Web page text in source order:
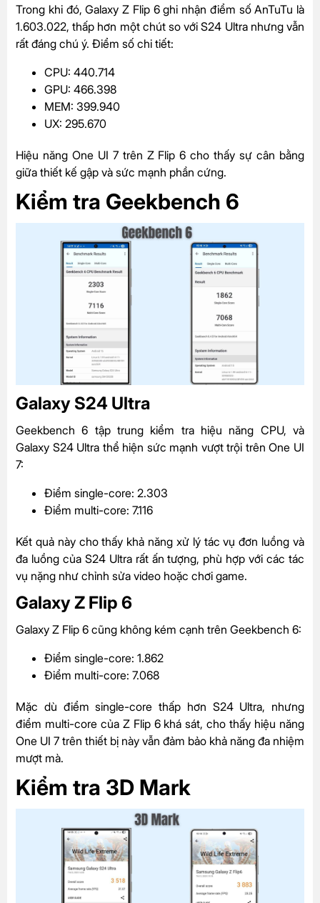
Trong khi đó, Galaxy Z Flip 6 ghi nhận điểm số AnTuTu là
1.603.022, thấp hơn một chút so với S24 Ultra nhưng vẫn
rất đáng chú ý. Điểm số chi tiết:
CPU: 440.714
GPU: 466.398
MEM: 399.940
UX: 295.670
Hiệu năng One UI 7 trên Z Flip 6 cho thấy sự cân bằng
giữa thiết kế gập và sức mạnh phần cứng.
Kiểm tra Geekbench 6
Galaxy S24 Ultra
Geekbench 6 tập trung kiểm tra hiệu năng CPU, và
Galaxy S24 Ultra thể hiện sức mạnh vượt trội trên One UI
7:
Điểm single-core: 2.303
Điểm multi-core: 7.116
Kết quả này cho thấy khả năng xử lý tác vụ đơn luồng và
đa luồng của S24 Ultra rất ấn tượng, phù hợp với các tác
vụ nặng như chỉnh sửa video hoặc chơi game.
Galaxy Z Flip 6
Galaxy Z Flip 6 cũng không kém cạnh trên Geekbench 6:
Điểm single-core: 1.862
Điểm multi-core: 7.068
Mặc dù điểm single-core thấp hơn S24 Ultra, nhưng
điểm multi-core của Z Flip 6 khá sát, cho thấy hiệu năng
One UI 7 trên thiết bị này vẫn đảm bảo khả năng đa nhiệm
mượt mà.
Kiểm tra 3D Mark